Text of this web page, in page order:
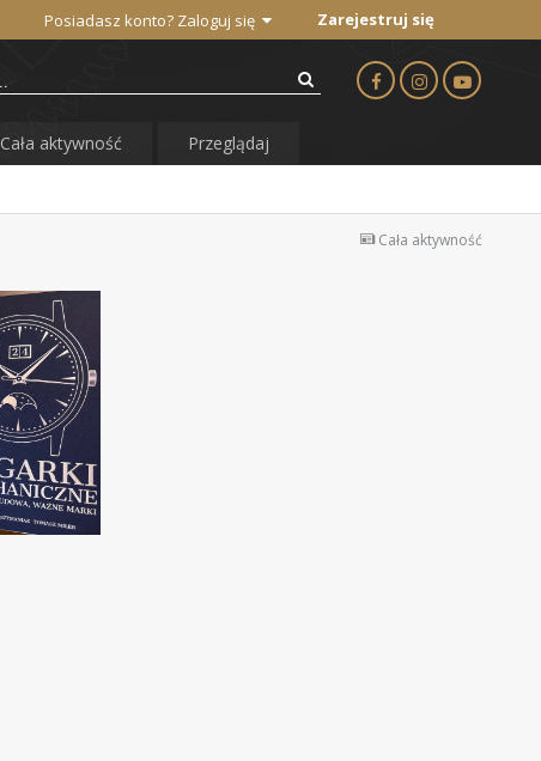
Posiadasz konto? Zaloguj się Zarejestruj się
Cała aktywność Przeglądaj
Cała aktywność